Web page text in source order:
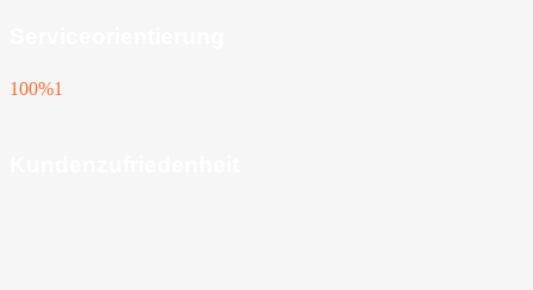
100%1